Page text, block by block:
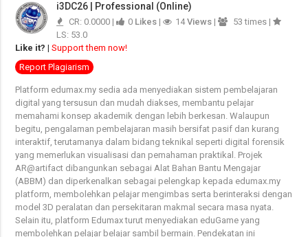
i3DC26 | Professional (Online)
CR: 0.0000 | 0 Likes | 14Views |
53 times |
LS: 53.0
Like it? |Support them now!
Report Plagiarism
Platform edumax.my sedia ada menyediakan sistem pembelajaran
digital yang tersusun dan mudah diakses, membantu pelajar
memahami konsep akademik dengan lebih berkesan. Walaupun
begitu, pengalaman pembelajaran masih bersifat pasif dan kurang
interaktif, terutamanya dalam bidang teknikal seperti digital forensik
yang memerlukan visualisasi dan pemahaman praktikal. Projek
AR@artifact dibangunkan sebagai Alat Bahan Bantu Mengajar
(ABBM) dan diperkenalkan sebagai pelengkap kepada edumax.my
platform, membolehkan pelajar mengimbas serta berinteraksi dengan
model 3D peralatan dan persekitaran makmal secara masa nyata.
Selain itu, platform Edumax turut menyediakan eduGame yang
membolehkan pelajar belajar sambil bermain. Pendekatan ini